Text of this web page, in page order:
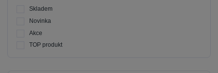
Skladem
Novinka
Akce
TOP produkt